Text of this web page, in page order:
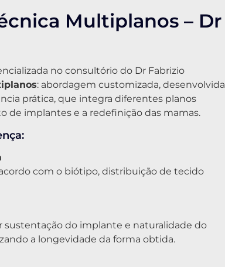
Multiplanos – Dr
no consultório do Dr Fabrizio
: abordagem customizada, desenvolvida
prática, que integra diferentes planos
de implantes e a redefinição das mamas.
com o biótipo, distribuição de tecido
sustentação do implante e naturalidade do
a longevidade da forma obtida.